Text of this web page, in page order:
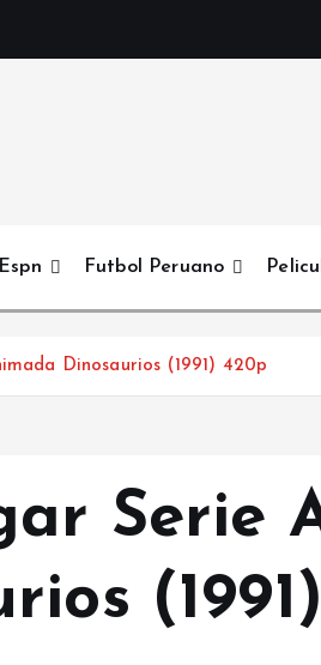
Espn Futbol Peruano
Dinosaurios (1991) 420p
Serie